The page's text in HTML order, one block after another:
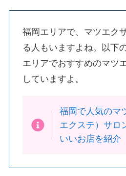
福岡エリアで、マツエク
る人もいますよね。以下
エリアでおすすめのマツ
していますよ。
福岡で人気のマ
エクステ）サロ
いいお店を紹介